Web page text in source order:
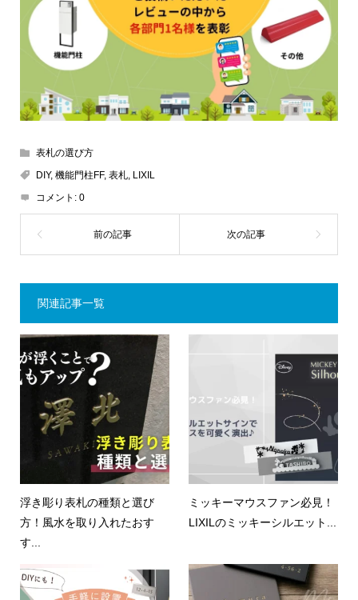
表札の選び方
DIY, 機能門柱FF, 表札, LIXIL
コメント: 0
関連記事一覧
浮き彫り表札の種類と選び
方！風水を取り入れたおす
す...
ミッキーマウスファン必見！
LIXILのミッキーシルエット...